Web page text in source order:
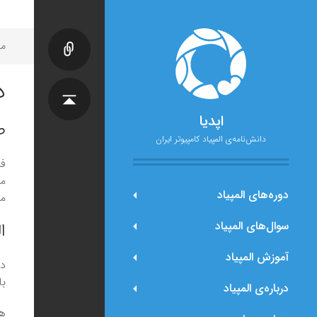
اپدیا
دانش‌نامه‌ی المپیاد کامپیوتر ایران
دوره‌های المپیاد
سوال‌های المپیاد
آموزش المپیاد
درباره‌ی المپیاد
هر